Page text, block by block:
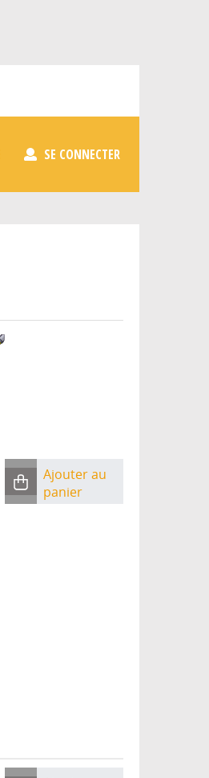
SE CONNECTER
Ajouter au
panier